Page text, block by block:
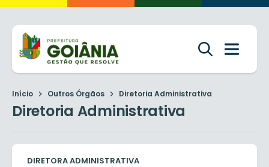
Início Outros Órgãos Diretoria Administrativa
Diretoria Administrativa
DIRETORA ADMINISTRATIVA